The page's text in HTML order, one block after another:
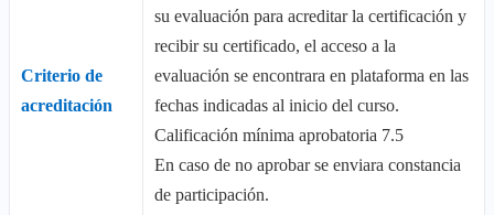
Criterio de
acreditación
su evaluación para acreditar la certificación y
recibir su certificado, el acceso a la
evaluación se encontrara en plataforma en las
fechas indicadas al inicio del curso.
Calificación mínima aprobatoria 7.5
En caso de no aprobar se enviara constancia
de participación.